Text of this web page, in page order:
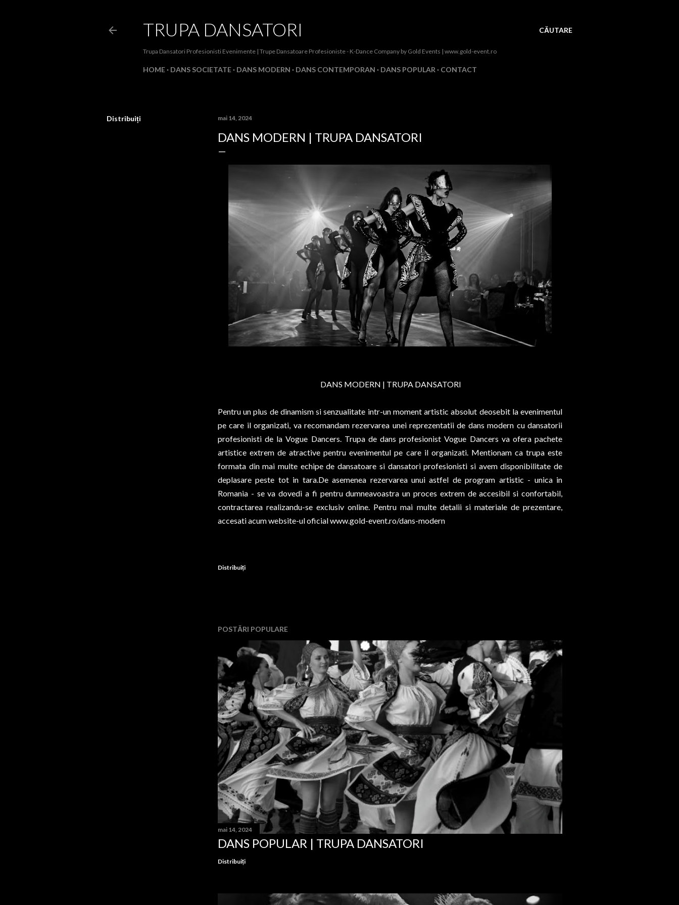
CĂUTARE
TRUPA DANSATORI
Trupa Dansatori Profesionisti Evenimente | Trupe Dansatoare Profesioniste - K-Dance Company by Gold Events | www.gold-event.ro
HOME DANS SOCIETATE DANS MODERN DANS CONTEMPORAN DANS POPULAR CONTACT
Distribuiți mai 14, 2024
DANS MODERN | TRUPA DANSATORI
DANS MODERN | TRUPA DANSATORI
Pentru un plus de dinamism si senzualitate intr-un moment artistic absolut deosebit la evenimentul
pe care il organizati, va recomandam rezervarea unei reprezentatii de dans modern cu dansatorii
profesionisti de la Vogue Dancers. Trupa de dans profesionist Vogue Dancers va ofera pachete
artistice extrem de atractive pentru evenimentul pe care il organizati. Mentionam ca trupa este
formata din mai multe echipe de dansatoare si dansatori profesionisti si avem disponibilitate de
deplasare peste tot in tara.De asemenea rezervarea unui astfel de program artistic - unica in
Romania - se va dovedi a fi pentru dumneavoastra un proces extrem de accesibil si confortabil,
contractarea realizandu-se exclusiv online. Pentru mai multe detalii si materiale de prezentare,
accesati acum website-ul oficialwww.gold-event.ro/dans-modern
Distribuiți
POSTĂRI POPULARE
mai 14, 2024
DANS POPULAR | TRUPA DANSATORI
Distribuiți